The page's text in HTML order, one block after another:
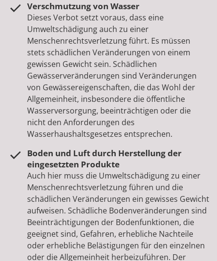
Verschmutzung von Wasser
Dieses Verbot setzt voraus, dass eine
Umweltschädigung auch zu einer
Menschenrechtsverletzung führt. Es müssen
stets schädlichen Veränderungen von einem
gewissen Gewicht sein. Schädlichen
Gewässerveränderungen sind Veränderungen
von Gewässereigenschaften, die das Wohl der
Allgemeinheit, insbesondere die öffentliche
Wasserversorgung, beeinträchtigen oder die
nicht den Anforderungen des
Wasserhaushaltsgesetzes entsprechen.
Boden und Luft durch Herstellung der
eingesetzten Produkte
Auch hier muss die Umweltschädigung zu einer
Menschenrechtsverletzung führen und die
schädlichen Veränderungen ein gewisses Gewicht
aufweisen. Schädliche Bodenveränderungen sind
Beeinträchtigungen der Bodenfunktionen, die
geeignet sind, Gefahren, erhebliche Nachteile
oder erhebliche Belästigungen für den einzelnen
oder die Allgemeinheit herbeizuführen. Der